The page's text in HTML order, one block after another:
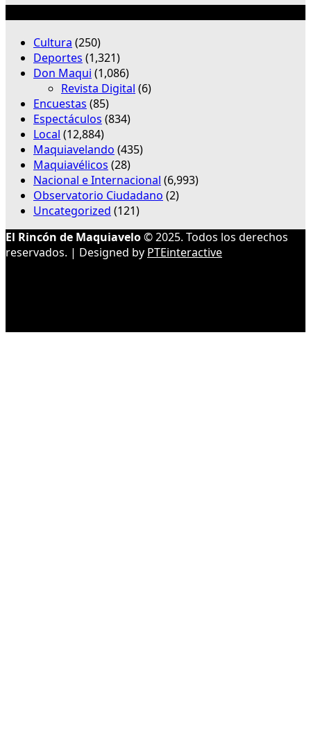
Cultura (250)
Deportes (1,321)
Don Maqui (1,086)
Revista Digital (6)
Encuestas (85)
Espectáculos (834)
Local (12,884)
Maquiavelando (435)
Maquiavélicos (28)
Nacional e Internacional (6,993)
Observatorio Ciudadano (2)
Uncategorized (121)
El Rincón de Maquiavelo© 2025. Todos los derechos
reservados. | Designed by PTEinteractive